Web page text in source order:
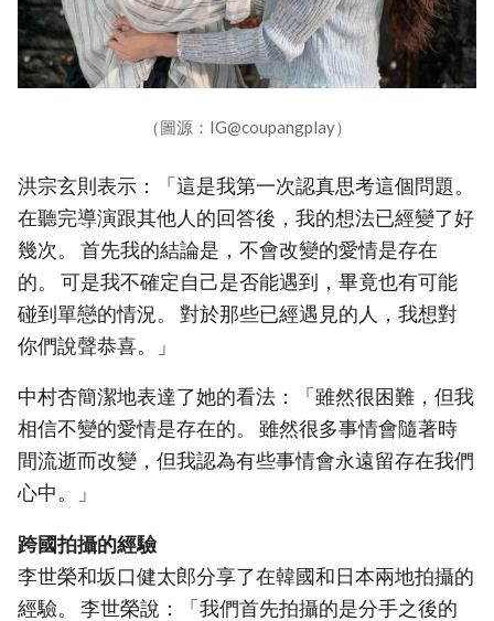
（圖源：IG@coupangplay）
洪宗玄則表示：「這是我第一次認真思考這個問題。
在聽完導演跟其他人的回答後，我的想法已經變了好
幾次。 首先我的結論是，不會改變的愛情是存在
的。 可是我不確定自己是否能遇到，畢竟也有可能
碰到單戀的情況。 對於那些已經遇見的人，我想對
你們說聲恭喜。」
中村杏簡潔地表達了她的看法：「雖然很困難，但我
相信不變的愛情是存在的。 雖然很多事情會隨著時
間流逝而改變，但我認為有些事情會永遠留存在我們
心中。」
跨國拍攝的經驗
李世榮和坂口健太郎分享了在韓國和日本兩地拍攝的
經驗。 李世榮說：「我們首先拍攝的是分手之後的